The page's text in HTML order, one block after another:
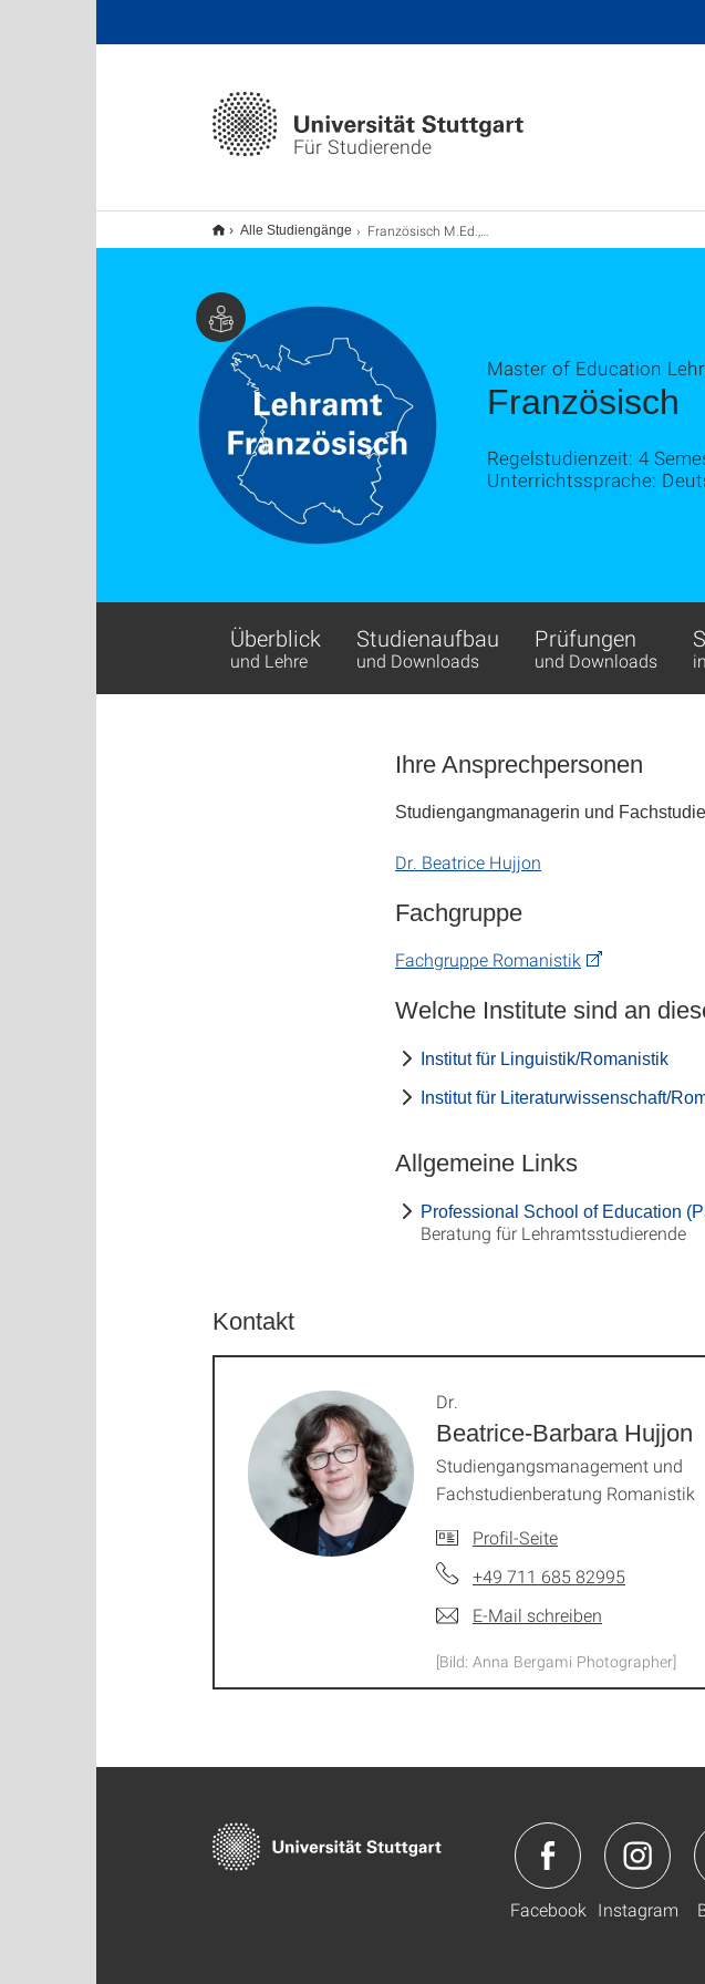
Für Studierende
Alle Studiengänge Französisch M.Ed., Lehramt
Französisch
Master of Education
Regelstudienzeit: 4
Unterrichtssprache:
Überblick
und Lehre
Studienaufbau
und Downloads
Prüfungen
und Downloads
Ihre Ansprechpersonen
Studiengangmanagerin und
Dr. Beatrice Hujjon
Fachgruppe
Fachgruppe Romanistik
Welche Institute sind an
Institut für Linguistik/Romanistik
Institut für Literaturwissenschaft/
Allgemeine Links
Professional School of Education
Beratung für Lehramtsstudierende
Kontakt
Beatrice-Barbara Hujjon
Dr.
Studiengangsmanagement und
Fachstudienberatung Romanistik
Profil-Seite
+49 711 685 82995
E-Mail schreiben
[Bild: Anna Bergami Photographer]
Facebook Instagram